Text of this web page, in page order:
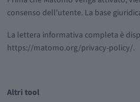
consenso dell'utente. La base
La lettera informativa completa è
https://matomo.org/privacy-policy/.
Altri tool